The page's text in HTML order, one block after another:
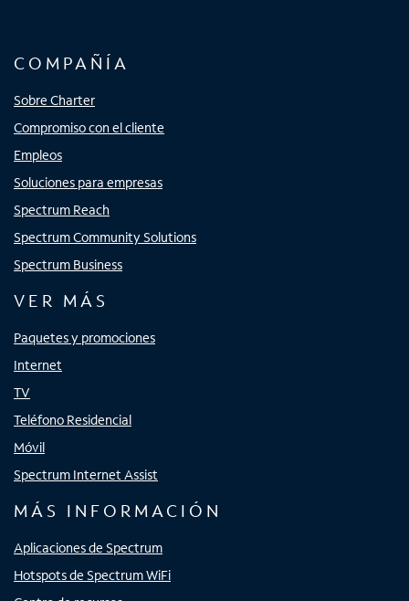
COMPAÑÍA
Sobre Charter
Compromiso con el cliente
Empleos
Soluciones para empresas
Spectrum Reach
Spectrum Community Solutions
Spectrum Business
VER MÁS
Paquetes y promociones
Internet
TV
Teléfono Residencial
Móvil
Spectrum Internet Assist
MÁS INFORMACIÓN
Aplicaciones de Spectrum
Hotspots de Spectrum WiFi